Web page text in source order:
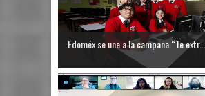
Edoméx se une a la campaña “Te extr...